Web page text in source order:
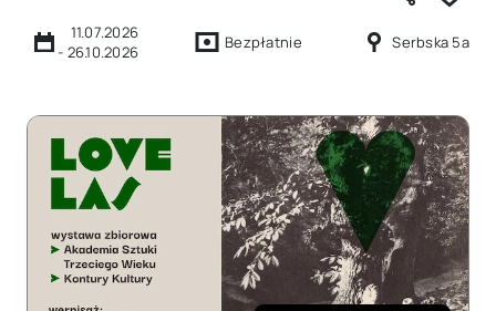
11.07.2026
- 26.10.2026 Bezpłatnie Serbska 5a